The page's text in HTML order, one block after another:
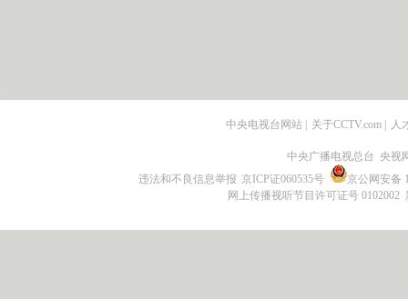
中央电视台网站 | 关于CCTV.com | 人
中央广播电视总台 央视
违法和不良信息举报 京ICP证060535号
京公网安备
网上传播视听节目许可证号 0102002